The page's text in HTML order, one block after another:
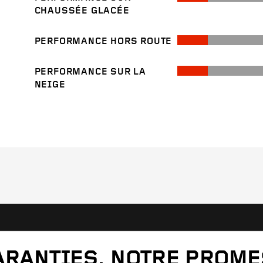
CHAUSSÉE GLACÉE
PERFORMANCE HORS ROUTE
PERFORMANCE SUR LA
NEIGE